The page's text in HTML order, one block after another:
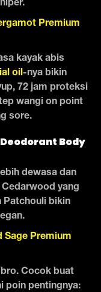
Premium
kayak abis
oil-nya bikin
72 jam proteksi
wangi on point
sore.
Body
dewasa dan
yang
Patchouli bikin
Sage Premium
Cocok buat
poin pentingnya: